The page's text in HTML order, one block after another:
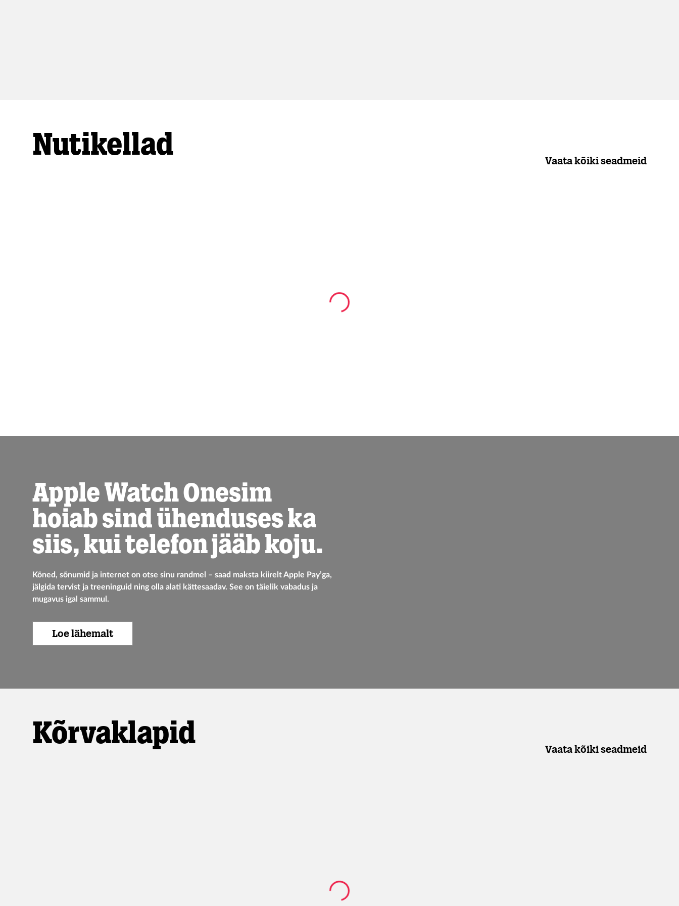
Nutikellad Vaata kõiki seadmeid
Apple Watch Onesim
hoiab sind ühenduses ka
siis, kui telefon jääb koju.
Kõned, sõnumid ja internet on otse sinu randmel – saad maksta kiirelt Apple Pay’ga,
jälgida tervist ja treeninguid ning olla alati kättesaadav. See on täielik vabadus ja
mugavus igal sammul.
Loe lähemalt
Kõrvaklapid Vaata kõiki seadmeid